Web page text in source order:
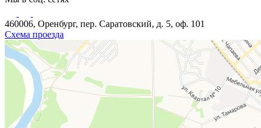
460006, Оренбург, пер. Саратовский, д. 5, оф. 101
Схема проезда